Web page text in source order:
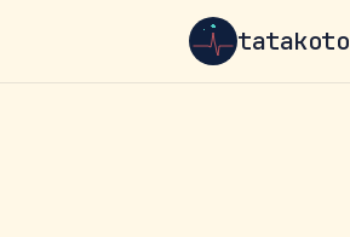
tatakoto